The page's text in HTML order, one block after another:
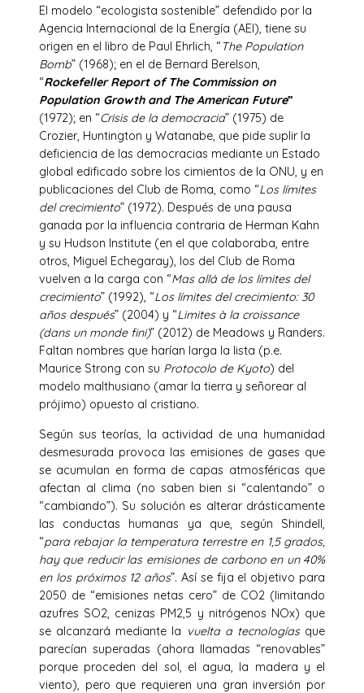
El modelo “ecologista sostenible” defendido por la
Agencia Internacional de la Energía (AEI), tiene su
origen en el libro de Paul Ehrlich, “The Population
Bomb” (1968); en el de Bernard Berelson,
“Rockefeller Report of The Commission on
Population Growth and The American Future”
(1972); en “Crisis de la democracia” (1975) de
Crozier, Huntington y Watanabe, que pide suplir la
deficiencia de las democracias mediante un Estado
global edificado sobre los cimientos de la ONU, y en
publicaciones del Club de Roma, como “Los límites
del crecimiento” (1972). Después de una pausa
ganada por la influencia contraria de Herman Kahn
y su Hudson Institute (en el que colaboraba, entre
otros, Miguel Echegaray), los del Club de Roma
vuelven a la carga con “Mas allá de los límites del
crecimiento” (1992), “Los límites del crecimiento: 30
años después” (2004) y “Limites à la croissance
(dans un monde fini)” (2012) de Meadows y Randers.
Faltan nombres que harían larga la lista (p.e.
Maurice Strong con su Protocolo de Kyoto) del
modelo malthusiano (amar la tierra y señorear al
prójimo) opuesto al cristiano.
Según sus teorías, la actividad de una humanidad
desmesurada provoca las emisiones de gases que
se acumulan en forma de capas atmosféricas que
afectan al clima (no saben bien si “calentando” o
“cambiando”). Su solución es alterar drásticamente
las conductas humanas ya que, según Shindell,
“para rebajar la temperatura terrestre en 1,5 grados,
hay que reducir las emisiones de carbono en un 40%
en los próximos 12 años”. Así se fija el objetivo para
2050 de “emisiones netas cero” de CO2 (limitando
azufres SO2, cenizas PM2,5 y nitrógenos NOx) que
se alcanzará mediante la vuelta a tecnologíasque
parecían superadas (ahora llamadas “renovables”
porque proceden del sol, el agua, la madera y el
viento), pero que requieren una gran inversión por